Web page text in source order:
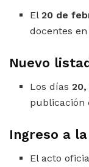
El20 de
docentes
Nuevo
Los días
publicación
Ingreso a
El acto